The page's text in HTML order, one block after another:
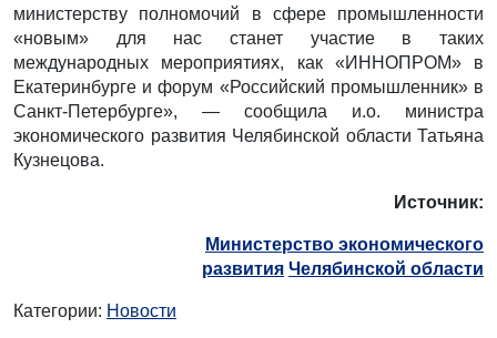
министерству полномочий в сфере промышленности
«новым» для нас станет участие в таких
международных мероприятиях, как «ИННОПРОМ» в
Екатеринбурге и форум «Российский промышленник» в
Санкт-Петербурге», — сообщила и.о. министра
экономического развития Челябинской области Татьяна
Кузнецова.
Источник:
Министерство экономического
развития Челябинской области
Категории: Новости